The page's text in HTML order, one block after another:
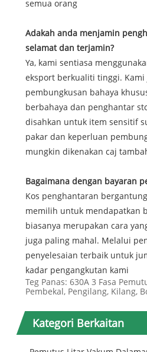
semua orang
Adakah anda menjamin
selamat dan terjamin?
Ya, kami sentiasa
eksport berkualiti tinggi. Kami
pembungkusan bahaya
berbahaya dan penghantar
disahkan untuk item sensitif
pakar dan keperluan
mungkin dikenakan caj
Bagaimana dengan bayaran
Kos penghantaran
memilih untuk mendapatkan
biasanya merupakan cara
juga paling mahal. Melalui
penyelesaian terbaik untuk
kadar pengangkutan kami
Teg Panas: 630A 3 Fasa
Pembekal, Pengilang, Kilang,
Kategori Berkaitan